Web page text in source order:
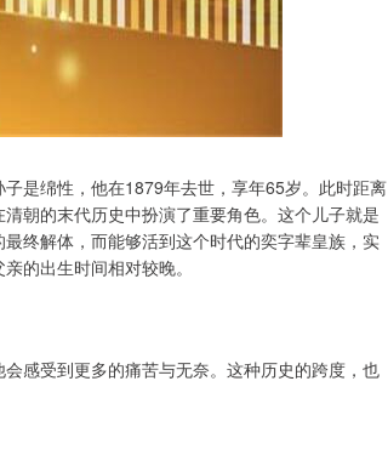
是绵性，他在1879年去世，享年65岁。此时距离
朝的末代历史中扮演了重要角色。这个儿子就是
终解体，而能够活到这个时代的奕字辈皇族，实
的出生时间相对较晚。
感受到更多的痛苦与无奈。这种历史的跨度，也